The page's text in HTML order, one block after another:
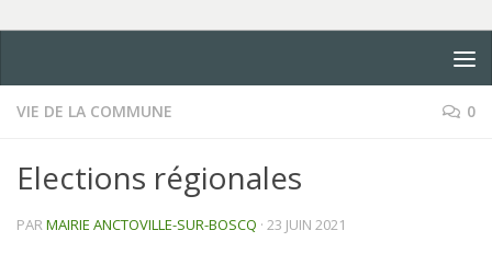
VIE DE LA COMMUNE 0
Elections régionales
PARMAIRIE ANCTOVILLE-SUR-BOSCQ · 23 JUIN 2021